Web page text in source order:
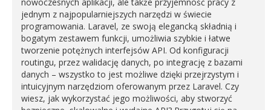
jednym z najpopularniejszych narzędzi w świecie
programowania. Laravel, ze swoją elegancką składnią i
bogatym zestawem funkcji, umożliwia szybkie i łatwe
tworzenie potężnych interfejsów API. Od konfiguracji
routingu, przez walidację danych, po integrację z bazami
danych – wszystko to jest możliwe dzięki przejrzystym i
intuicyjnym narzędziom oferowanym przez Laravel. Czy
wiesz, jak wykorzystać jego możliwości, aby stworzyć